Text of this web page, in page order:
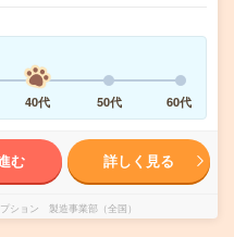
40代 50代 60代
む 詳しく見る
ション 製造事業部（全国）